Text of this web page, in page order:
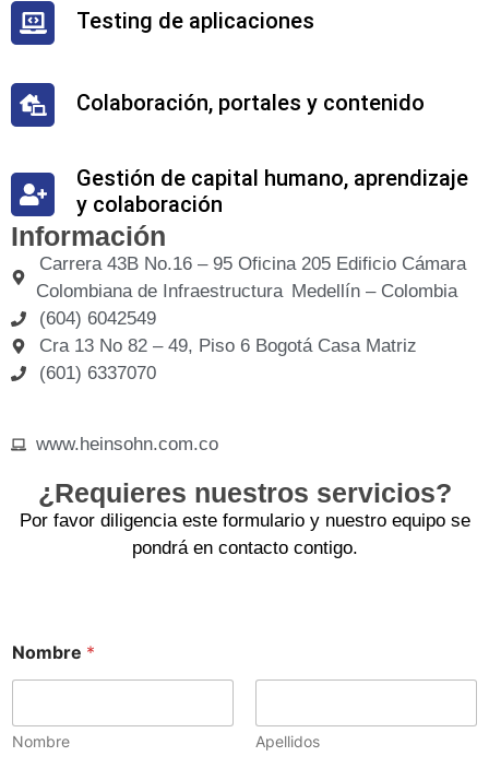
Testing de aplicaciones
Colaboración, portales y contenido
Gestión de capital humano, aprendizaje
y colaboración
Información
Carrera 43B No.16 – 95 Oficina 205 Edificio Cámara
Colombiana de Infraestructura Medellín – Colombia
(604) 6042549
Cra 13 No 82 – 49, Piso 6 Bogotá Casa Matriz
(601) 6337070
www.heinsohn.com.co
¿Requieres nuestros servicios?
Por favor diligencia este formulario y nuestro equipo se
pondrá en contacto contigo.
Nombre *
Nombre Apellidos